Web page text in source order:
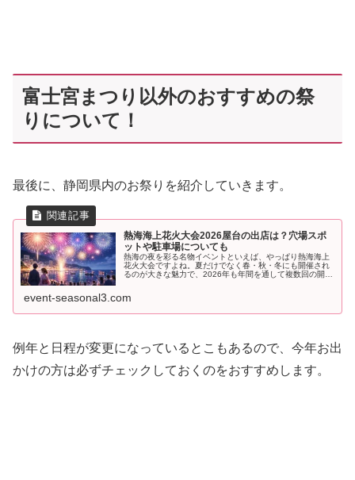
富士宮まつり以外のおすすめの祭
りについて！
最後に、静岡県内のお祭りを紹介していきます。
熱海海上花火大会2026屋台の出店は？穴場スポ
ットや駐車場についても
熱海の夜を彩る名物イベントといえば、やっぱり熱海海上
花火大会ですよね。夏だけでなく春・秋・冬にも開催され
るのが大きな魅力で、2026年も年間を通して複数回の開催
event-seasonal3.com
例年と日程が変更になっているとこもあるので、今年お出
かけの方は必ずチェックしておくのをおすすめします。